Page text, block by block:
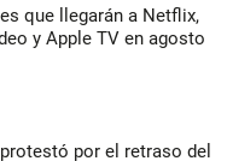
que llegarán a Netflix,
y Apple TV en agosto
por el retraso del